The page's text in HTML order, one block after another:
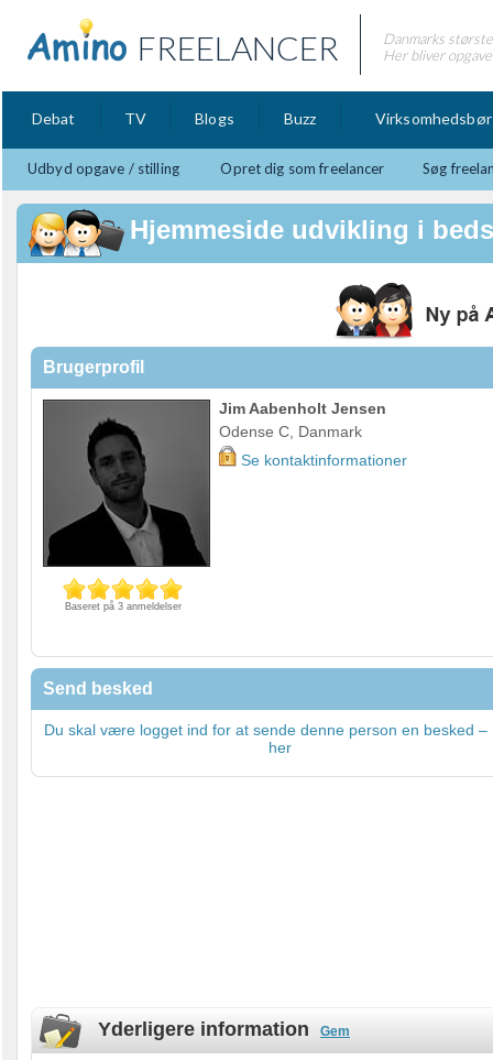
FREELANCER
Danmarks
Her bliver
Debat TV Blogs Buzz
Udbyd opgave / stilling Opret dig som freelancer Søg
Hjemmeside udvikling i
Brugerprofil
Baseret på 3 anmeldelser
Jim Aabenholt Jensen
Odense C, Danmark
Se kontaktinformationer
Send besked
Du skal være logget ind for at sende denne person en besked –
her
Yderligere information Gem